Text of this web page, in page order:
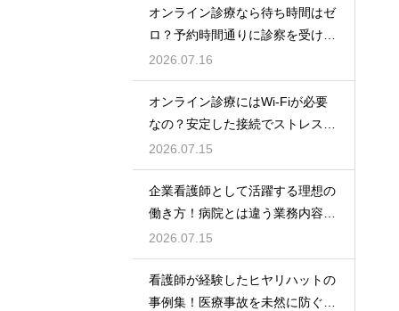
オンライン診療なら待ち時間はゼ
ロ？予約時間通りに診察を受ける
コツ
2026.07.16
オンライン診療にはWi-Fiが必要
なの？安定した接続でストレスフ
リーに
2026.07.15
企業看護師として活躍する理想の
働き方！病院とは違う業務内容と
やりがい
2026.07.15
看護師が経験したヒヤリハットの
事例集！医療事故を未然に防ぐた